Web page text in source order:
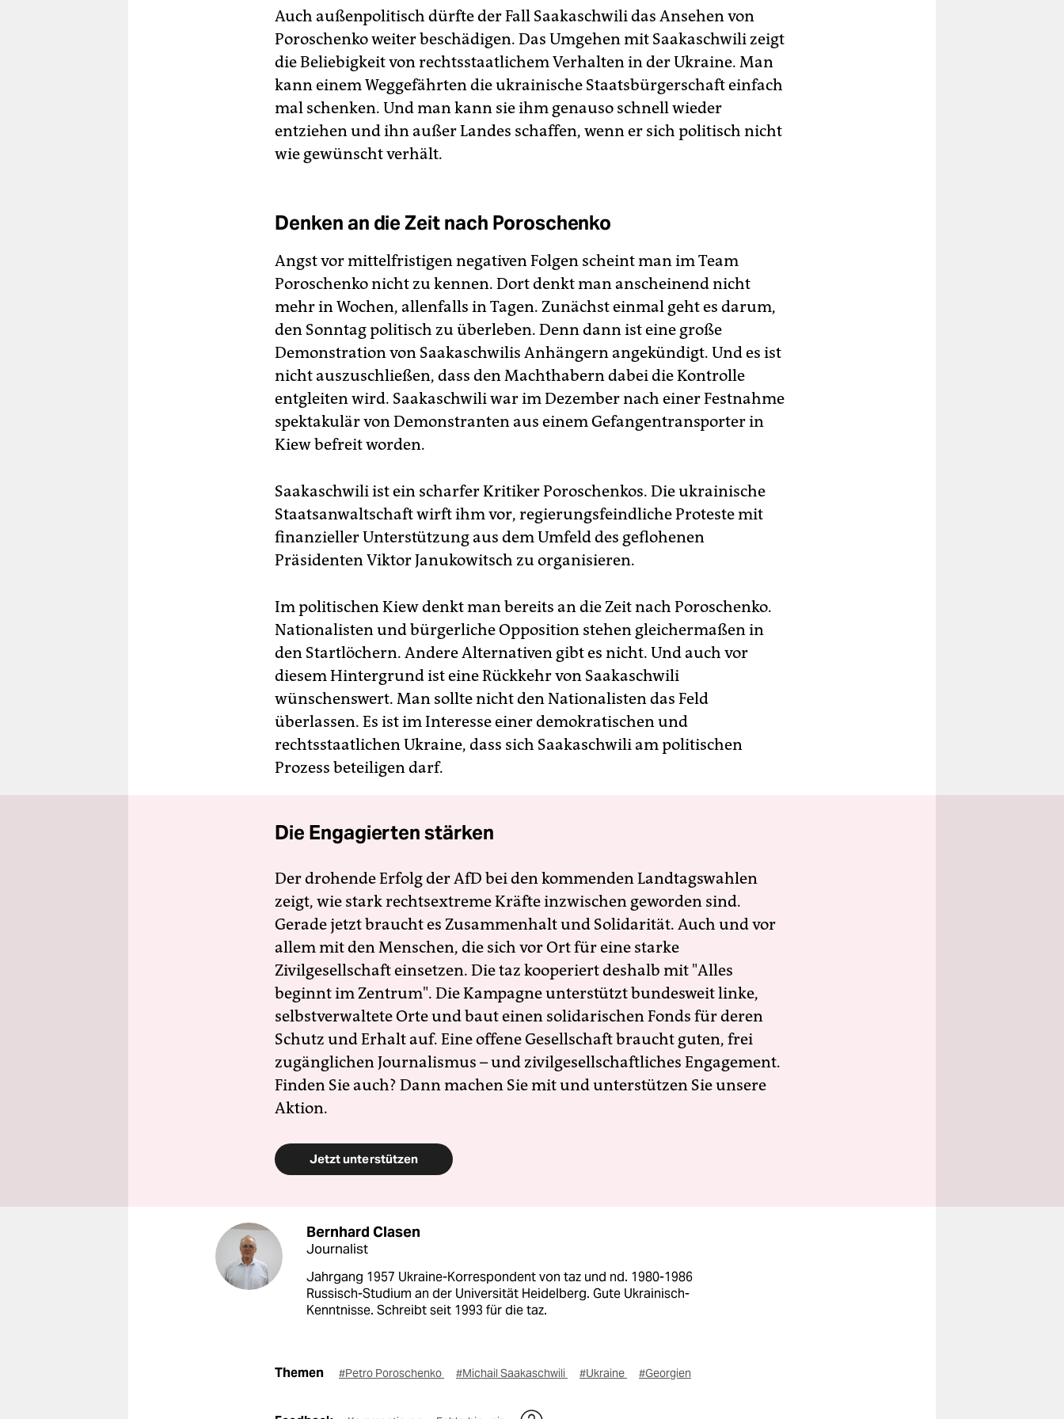
Auch außenpolitisch dürfte der Fall Saakaschwili das Ansehen von
Poroschenko weiter beschädigen. Das Umgehen mit Saakaschwili zeigt
die Beliebigkeit von rechtsstaatlichem Verhalten in der Ukraine. Man
kann einem Weggefährten die ukrainische Staatsbürgerschaft einfach
mal schenken. Und man kann sie ihm genauso schnell wieder
entziehen und ihn außer Landes schaffen, wenn er sich politisch nicht
wie gewünscht verhält.
Denken an die Zeit nach Poroschenko
Angst vor mittelfristigen negativen Folgen scheint man im Team
Poroschenko nicht zu kennen. Dort denkt man anscheinend nicht
mehr in Wochen, allenfalls in Tagen. Zunächst einmal geht es darum,
den Sonntag politisch zu überleben. Denn dann ist eine große
Demonstration von Saakaschwilis Anhängern angekündigt. Und es ist
nicht auszuschließen, dass den Machthabern dabei die Kontrolle
entgleiten wird. Saakaschwili war im Dezember nach einer Festnahme
spektakulär von Demonstranten aus einem Gefangentransporter in
Kiew befreit worden.
Saakaschwili ist ein scharfer Kritiker Poroschenkos. Die ukrainische
Staatsanwaltschaft wirft ihm vor, regierungsfeindliche Proteste mit
finanzieller Unterstützung aus dem Umfeld des geflohenen
Präsidenten Viktor Janukowitsch zu organisieren.
Im politischen Kiew denkt man bereits an die Zeit nach Poroschenko.
Nationalisten und bürgerliche Opposition stehen gleichermaßen in
den Startlöchern. Andere Alternativen gibt es nicht. Und auch vor
diesem Hintergrund ist eine Rückkehr von Saakaschwili
wünschenswert. Man sollte nicht den Nationalisten das Feld
überlassen. Es ist im Interesse einer demokratischen und
rechtsstaatlichen Ukraine, dass sich Saakaschwili am politischen
Prozess beteiligen darf.
Die Engagierten stärken
Der drohende Erfolg der AfD bei den kommenden Landtagswahlen
zeigt, wie stark rechtsextreme Kräfte inzwischen geworden sind.
Gerade jetzt braucht es Zusammenhalt und Solidarität. Auch und vor
allem mit den Menschen, die sich vor Ort für eine starke
Zivilgesellschaft einsetzen. Die taz kooperiert deshalb mit "Alles
beginnt im Zentrum". Die Kampagne unterstützt bundesweit linke,
selbstverwaltete Orte und baut einen solidarischen Fonds für deren
Schutz und Erhalt auf. Eine offene Gesellschaft braucht guten, frei
zugänglichen Journalismus – und zivilgesellschaftliches Engagement.
Finden Sie auch? Dann machen Sie mit und unterstützen Sie unsere
Aktion.
Jetzt unterstützen
Bernhard Clasen
Journalist
Jahrgang 1957 Ukraine-Korrespondent von taz und nd. 1980-1986
Russisch-Studium an der Universität Heidelberg. Gute Ukrainisch-
Kenntnisse. Schreibt seit 1993 für die taz.
Themen #Petro Poroschenko #Michail Saakaschwili #Ukraine #Georgien